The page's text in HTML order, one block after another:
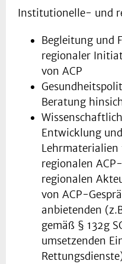
Institutionelle- und
Begleitung und
regionaler
von ACP
Beratung
Entwicklung
regionalen
regionalen
von ACP-
anbietenden
gemäß § 132g
umsetzenden